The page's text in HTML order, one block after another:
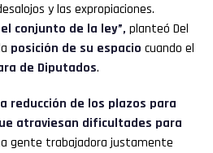
y las expropiaciones.
conjunto de la ley”, planteó Del
posición de su espacio cuando el
de Diputados.
reducción de los plazos para
atraviesan dificultades para
gente trabajadora justamente